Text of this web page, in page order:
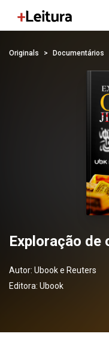
Originals Documentários
Exploração de
Autor: Ubook e Reuters
Editora: Ubook